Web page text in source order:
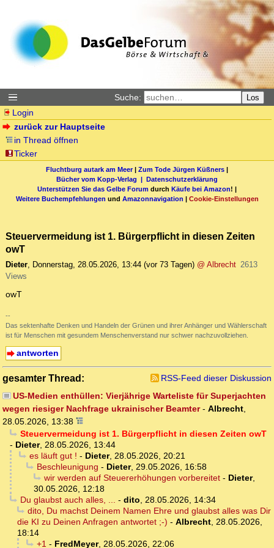
Suche: Los
Login
zurück zur Hauptseite
in Thread öffnen
Ticker
Fluchtburg autark am Meer| Zum Tode Jürgen Küßners |
Bücher vom Kopp-Verlag | Datenschutzerklärung
Unterstützen Sie das Gelbe Forum durch Käufe bei Amazon! |
Weitere Buchempfehlungen und Amazonnavigation | Cookie-Einstellungen
Steuervermeidung ist 1. Bürgerpflicht in diesen Zeiten
owT
Dieter, Donnerstag, 28.05.2026, 13:44 (vor 73 Tagen) @ Albrecht 2613
Views
owT
--
Das sektenhafte Denken und Handeln der Grünen und ihrer Anhänger und Wählerschaft
ist für Menschen mit gesundem Menschenverstand nur schwer nachzuvollziehen.
antworten
gesamter Thread:
RSS-Feed dieser Diskussion
US-Medien enthüllen: Vierjährige Warteliste für Superjachten
wegen riesiger Nachfrage ukrainischer Beamter- Albrecht,
28.05.2026, 13:38
Steuervermeidung ist 1. Bürgerpflicht in diesen Zeiten owT
- Dieter, 28.05.2026, 13:44
es läuft gut ! - Dieter, 28.05.2026, 20:21
Beschleunigung - Dieter, 29.05.2026, 16:58
wir werden auf Steuererhöhungen vorbereitet- Dieter,
30.05.2026, 12:18
Du glaubst auch alles, ... - dito, 28.05.2026, 14:34
dito, Du machst Deinem Namen Ehre und glaubst alles was Dir
die KI zu Deinen Anfragen antwortet ;-) - Albrecht, 28.05.2026,
18:14
+1- FredMeyer, 28.05.2026, 22:06